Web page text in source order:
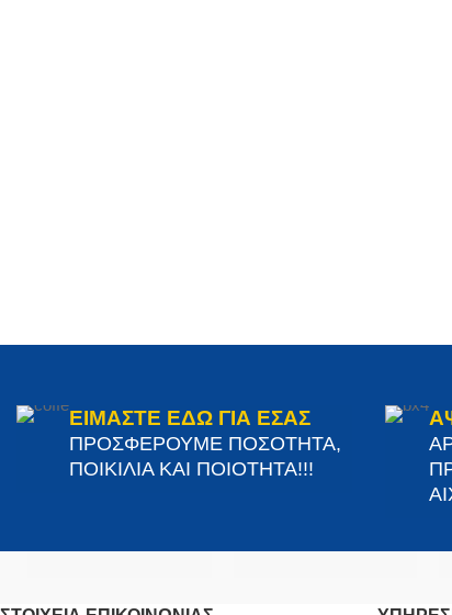
ΕΙΜΑΣΤΕ ΕΔΩ ΓΙΑ ΕΣΑΣ
ΠΡΟΣΦΕΡΟΥΜΕ ΠΟΣΟΤΗΤΑ,
ΠΟΙΚΙΛΙΑ ΚΑΙ ΠΟΙΟΤΗΤΑ!!!